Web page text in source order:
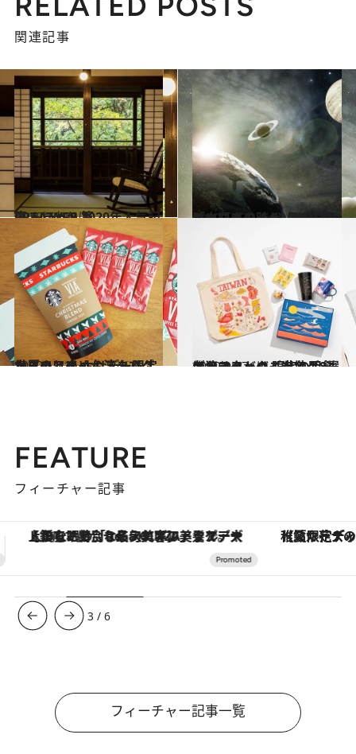
関連記事
2020.12.31
CREA WEB 2020年人気記事 トラベル篇
旅＆お出かけ 2020.12.22
ついにグレート･コンジャンクション！ 12月22日「水瓶座の時代」が幕開け
ライフスタイル
2020.11.14
世界のときめくスタバグッズまとめ ホリデー限定からハワイ・台湾まで
ライフスタイル 2020.9.17
台湾スタバのご当地グッズをチェック 限定の月餅ほかマストバイな名品8選
旅＆お出かけ
FEATURE
フィーチャー記事
【夏限定ディナーコース】旬を迎える稚鮎や花ズッキーニなどをイタリア・トスカーナの郷土料理の手法で満喫！
3 /6
フィーチャー記事一覧